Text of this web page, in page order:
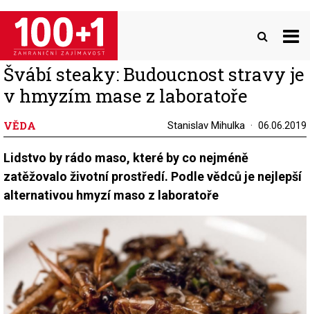
Přejít
hlavnímu
obsahu
Švábí steaky: Budoucnost stravy je
v hmyzím mase z laboratoře
VĚDA Stanislav Mihulka 06.06.2019
Lidstvo by rádo maso, které by co nejméně
zatěžovalo životní prostředí. Podle vědců je nejlepší
alternativou hmyzí maso z laboratoře